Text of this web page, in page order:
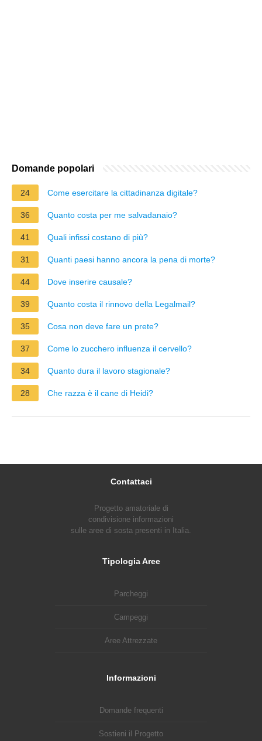
Domande popolari
24 Come esercitare la cittadinanza digitale?
36 Quanto costa per me salvadanaio?
41 Quali infissi costano di più?
31 Quanti paesi hanno ancora la pena di morte?
44 Dove inserire causale?
39 Quanto costa il rinnovo della Legalmail?
35 Cosa non deve fare un prete?
37 Come lo zucchero influenza il cervello?
34 Quanto dura il lavoro stagionale?
28 Che razza è il cane di Heidi?
Contattaci
Progetto amatoriale di
condivisione informazioni
sulle aree di sosta presenti in Italia.
Tipologia Aree
Parcheggi
Campeggi
Aree Attrezzate
Informazioni
Domande frequenti
Sostieni il Progetto